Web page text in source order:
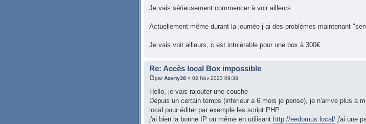
Je vais sérieusement commencer à voir ailleurs
Actuellement même durant la journée j ai des problèmes maintenant
Je vais voir ailleurs, c est intolérable pour une box à 300€
Re: Accès local Box impossible
parAzerty38 » 02 Nov 2023 09:38
Hello, je vais rajouter une couche
Depuis un certain temps (inferieur a 6 mois je pense), je n'arrive plus a
local pour éditer par exemple les script PHP
j'ai bien la bonne IP ou même en utilisant http://eedomus.local/ j'ai une